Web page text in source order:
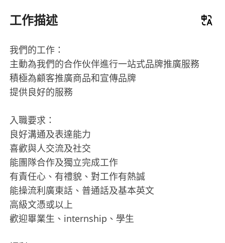
工作描述
我們的工作：
主動為我們的合作伙伴進行一站式品牌推廣服務
積極為顧客推廣商品和宣傳品牌
提供良好的服務
入職要求：
良好溝通及表達能力
喜歡與人交流及社交
能團隊合作及獨立完成工作
有責任心、有禮貌、對工作有熱誠
能操流利廣東話、普通話及基本英文
高級文憑或以上
歡迎畢業生、internship、學生